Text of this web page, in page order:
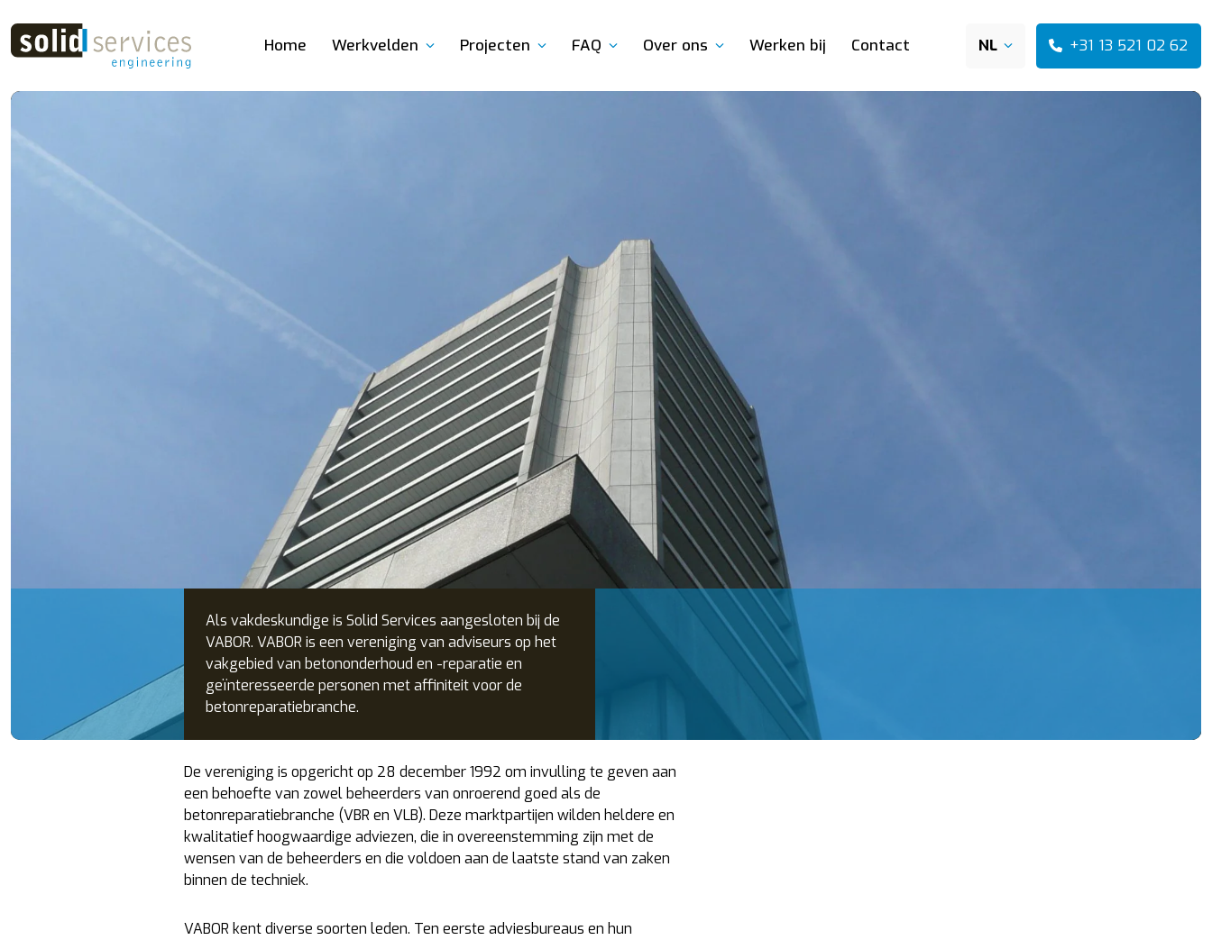
Home Werkvelden Projecten FAQ Over ons Werken bij Contact NL +31 13 521 02 62
Als vakdeskundige is Solid Services aangesloten bij de
VABOR. VABOR is een vereniging van adviseurs op het
vakgebied van betononderhoud en -reparatie en
geïnteresseerde personen met affiniteit voor de
betonreparatiebranche.
De vereniging is opgericht op 28 december 1992 om invulling te geven aan
een behoefte van zowel beheerders van onroerend goed als de
betonreparatiebranche (VBR en VLB). Deze marktpartijen wilden heldere en
kwalitatief hoogwaardige adviezen, die in overeenstemming zijn met de
wensen van de beheerders en die voldoen aan de laatste stand van zaken
binnen de techniek.
VABOR kent diverse soorten leden. Ten eerste adviesbureaus en hun